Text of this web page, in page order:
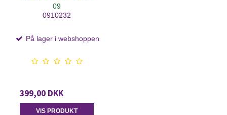
09
0910232
På lager i webshoppen
399,00 DKK
VIS PRODUKT